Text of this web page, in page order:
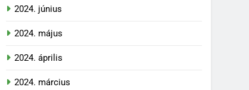
2024. június
2024. május
2024. április
2024. március